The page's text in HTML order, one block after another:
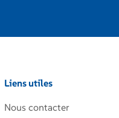
Liens utiles
Nous contacter